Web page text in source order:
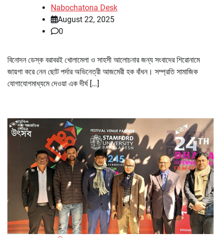
Nabochatona Desk
August 22, 2025
0
বিনোদন ডেস্ক বরাবরই খোলামেলা ও সাহসী আলোচনার জন্য সংবাদের শিরোনামে
জায়গা করে নেন ছোট পর্দার অভিনেত্রী আজমেরী হক বাঁধন। সম্প্রতি সামাজিক
যোগাযোগমাধ্যমে দেওয়া এক দীর্ঘ […]